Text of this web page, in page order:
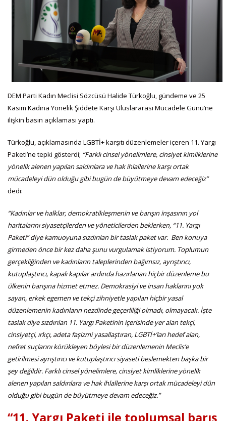
DEM Parti Kadın Meclisi Sözcüsü Halide Türkoğlu, gündeme ve 25
Kasım Kadına Yönelik Şiddete Karşı Uluslararası Mücadele Günü’ne
ilişkin basın açıklaması yaptı.
Türkoğlu, açıklamasında LGBTİ+ karşıtı düzenlemeler içeren 11. Yargı
Paketi’ne tepki gösterdi; “Farklı cinsel yönelimlere, cinsiyet kimliklerine
yönelik alenen yapılan saldırılara ve hak ihlallerine karşı ortak
mücadeleyi dün olduğu gibi bugün de büyütmeye devam edeceğiz”
dedi:
“Kadınlar ve halklar, demokratikleşmenin ve barışın inşasının yol
haritalarını siyasetçilerden ve yöneticilerden beklerken, “11. Yargı
Paketi” diye kamuoyuna sızdırılan bir taslak paket var. Ben konuya
girmeden önce bir kez daha şunu vurgulamak istiyorum. Toplumun
gerçekliğinden ve kadınların taleplerinden bağımsız, ayrıştırıcı,
kutuplaştırıcı, kapalı kapılar ardında hazırlanan hiçbir düzenleme bu
ülkenin barışına hizmet etmez. Demokrasiyi ve insan haklarını yok
sayan, erkek egemen ve tekçi zihniyetle yapılan hiçbir yasal
düzenlemenin kadınların nezdinde geçerliliği olmadı, olmayacak. İşte
taslak diye sızdırılan 11. Yargı Paketinin içerisinde yer alan tekçi,
cinsiyetçi, ırkçı, adeta faşizmi yasallaştıran, LGBTİ+’ları hedef alan,
nefret suçlarını körükleyen böylesi bir düzenlemenin Meclis’e
getirilmesi ayrıştırıcı ve kutuplaştırıcı siyaseti beslemekten başka bir
şey değildir. Farklı cinsel yönelimlere, cinsiyet kimliklerine yönelik
alenen yapılan saldırılara ve hak ihlallerine karşı ortak mücadeleyi dün
olduğu gibi bugün de büyütmeye devam edeceğiz.”
“11. Yargı Paketi ile toplumsal barış